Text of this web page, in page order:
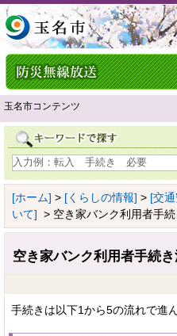
玉名市コンテンツ
[ホーム] > [くらしの情報] > [交
いて] > 空き家バンク利用者手
空き家バンク利用者手続
手続きは以下1から5の流れで進